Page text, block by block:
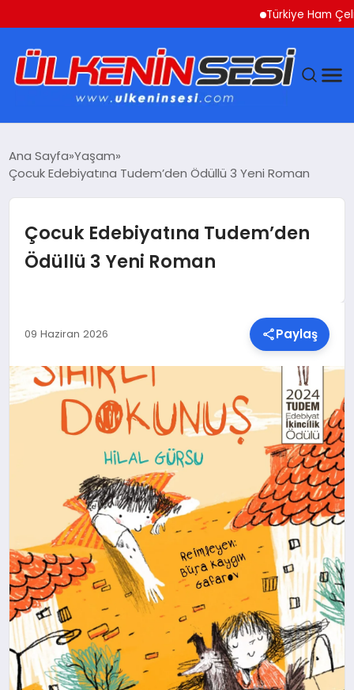
Türkiye Ham Çelik
GÜNDEM
MAGAZIN
SPOR
TEKNOLOJI
MALATYA HABERLERI
Ana Sayfa Yaşam
Çocuk Edebiyatına Tudem’den Ödüllü 3 Yeni Roman
Çocuk Edebiyatına Tudem’den
Ödüllü 3 Yeni Roman
09 Haziran 2026 Paylaş